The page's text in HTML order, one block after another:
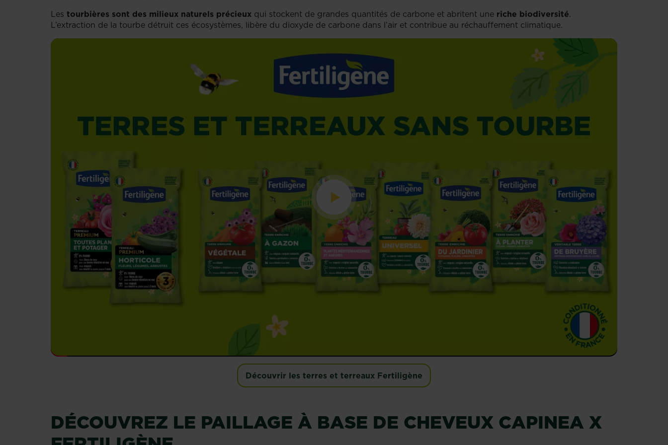
Les tourbières sont des milieux naturels précieux qui stockent de grandes quantités de carbone et abritent une riche biodiversité.
L’extraction de la tourbe détruit ces écosystèmes, libère du dioxyde de carbone dans l’air et contribue au réchauffement climatique.
Découvrir les terres et terreaux Fertiligène
DÉCOUVREZ LE PAILLAGE À BASE DE CHEVEUX CAPINEA X